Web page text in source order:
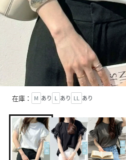
在庫： M あり L あり LL あり